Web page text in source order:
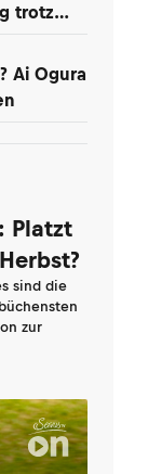
trotz
Ai Ogura
Platzt
sind die
zur